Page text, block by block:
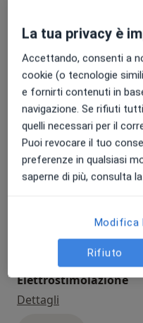
Biopsia
Dettaglibiopsia
Prenota
Allenamento sportivo
Elettrostimolazione
Dettagli
La tua privacy è
Accettando, consenti a
cookie (o tecnologie
e fornirti contenuti in
navigazione. Se rifiuti
quelli necessari per il
Puoi revocare il tuo
preferenze in qualsiasi
saperne di più, consulta
Modifica
Rifiuto